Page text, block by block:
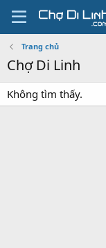
Trang chủ
Chợ Di Linh
Không tìm thấy.